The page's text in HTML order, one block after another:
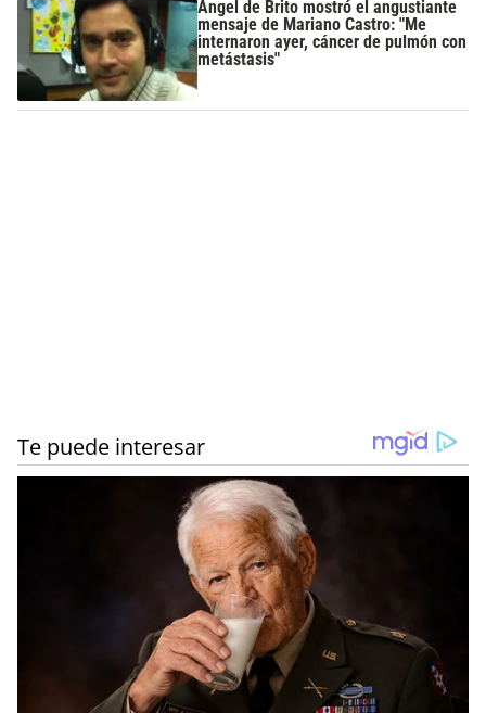
Ángel de Brito mostró el angustiante
mensaje de Mariano Castro: "Me
internaron ayer, cáncer de pulmón con
metástasis"